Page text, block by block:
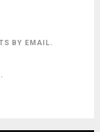
BY EMAIL.